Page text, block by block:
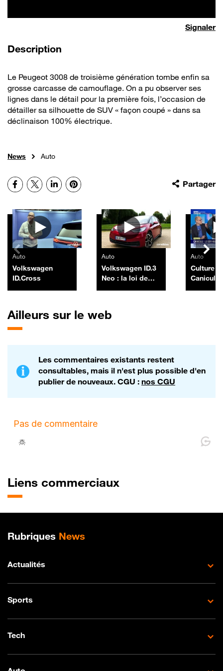
Signaler
Description
Le Peugeot 3008 de troisième génération tombe enfin sa
grosse carcasse de camouflage. On a pu observer ses
lignes dans le détail pour la première fois, l’occasion de
détailler sa silhouette de SUV « façon coupé » dans sa
déclinaison 100% électrique.
News Auto
Partager
Facebook
X LinkedInPinterest
Autres vidéos
Auto
Volkswagen
ID.Cross
Auto
Volkswagen ID.3
Neo : la loi de
Auto
Culture
Ailleurs sur le web
Les commentaires existants restent
consultables, mais il n'est plus possible d'en
publier de nouveaux. CGU : nos CGU
Liens commerciaux
Plan de site
Rubriques News
Actualités
Sports
Tech